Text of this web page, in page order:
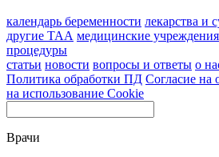
календарь беременности лекарства и
другие ТАА медицинские учреждения
процедуры
статьи новости вопросы и ответы о
Политика обработки ПД Согласие на
на использование Cookie
Врачи